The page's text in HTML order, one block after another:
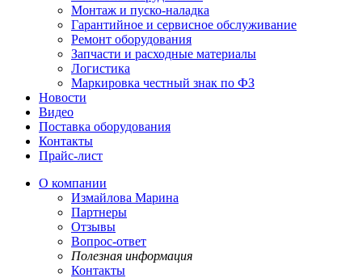
Монтаж и пуско-наладка
Гарантийное и сервисное обслуживание
Ремонт оборудования
Запчасти и расходные материалы
Логистика
Маркировка честный знак по ФЗ
Новости
Видео
Поставка оборудования
Контакты
Прайс-лист
О компании
Измайлова Марина
Партнеры
Отзывы
Вопрос-ответ
Полезная информация
Контакты